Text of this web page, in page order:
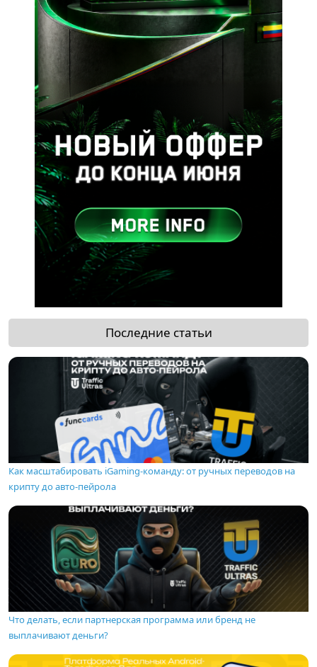
Последние статьи
Как масштабировать iGaming-команду: от ручных переводов на
крипту до авто-пейрола
Что делать, если партнерская программа или бренд не
выплачивают деньги?